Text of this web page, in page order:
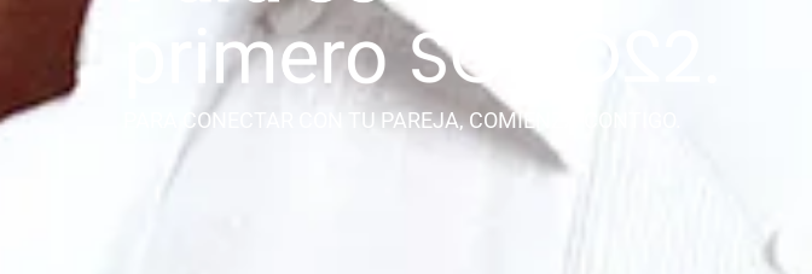
PARA CONECTAR CON TU PAREJA, COMIENZA CONTIGO.